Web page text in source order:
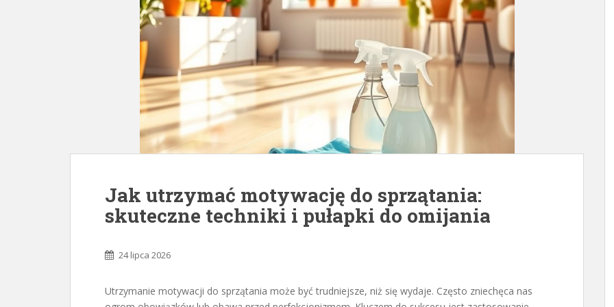
Jak utrzymać motywację do sprzątania:
skuteczne techniki i pułapki do omijania
24 lipca 2026
Utrzymanie motywacji do sprzątania może być trudniejsze, niż się wydaje. Często zniechęca nas